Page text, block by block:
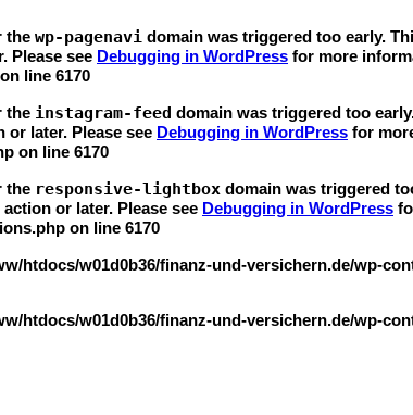
the wp-pagenavi domain was triggered too early.
Please see Debugging in WordPress for more
on line 6170
the instagram-feed domain was triggered too
or later. Please see Debugging in WordPress for
on line 6170
the responsive-lightbox domain was triggered
action or later. Please see Debugging in WordPress
on line 6170
htdocs/w01d0b36/finanz-und-versichern.de/wp-
htdocs/w01d0b36/finanz-und-versichern.de/wp-